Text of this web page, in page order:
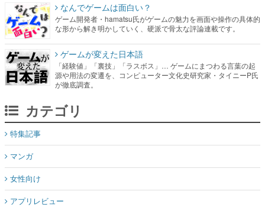
なんでゲームは面白い？
ゲーム開発者・hamatsu氏がゲームの魅力を画面や操作の具体的
な形から解き明かしていく、硬派で骨太な評論連載です。
ゲームが変えた日本語
「経験値」「裏技」「ラスボス」… ゲームにまつわる言葉の起
源や用法の変遷を、コンピューター文化史研究家・タイニーP氏
が徹底調査。
カテゴリ
特集記事
マンガ
女性向け
アプリレビュー